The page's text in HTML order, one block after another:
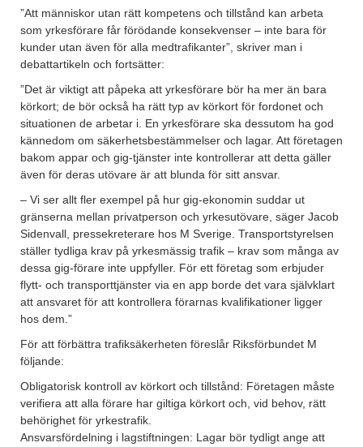
”Att människor utan rätt kompetens och tillstånd kan arbeta
som yrkesförare får förödande konsekvenser – inte bara för
kunder utan även för alla medtrafikanter”, skriver man i
debattartikeln och fortsätter:
”Det är viktigt att påpeka att yrkesförare bör ha mer än bara
körkort; de bör också ha rätt typ av körkort för fordonet och
situationen de arbetar i. En yrkesförare ska dessutom ha god
kännedom om säkerhetsbestämmelser och lagar. Att företagen
bakom appar och gig-tjänster inte kontrollerar att detta gäller
även för deras utövare är att blunda för sitt ansvar.
– Vi ser allt fler exempel på hur gig-ekonomin suddar ut
gränserna mellan privatperson och yrkesutövare, säger Jacob
Sidenvall, pressekreterare hos M Sverige. Transportstyrelsen
ställer tydliga krav på yrkesmässig trafik – krav som många av
dessa gig-förare inte uppfyller. För ett företag som erbjuder
flytt- och transporttjänster via en app borde det vara självklart
att ansvaret för att kontrollera förarnas kvalifikationer ligger
hos dem.”
För att förbättra trafiksäkerheten föreslår Riksförbundet M
följande:
Obligatorisk kontroll av körkort och tillstånd: Företagen måste
verifiera att alla förare har giltiga körkort och, vid behov, rätt
behörighet för yrkestrafik.
Ansvarsfördelning i lagstiftningen: Lagar bör tydligt ange att